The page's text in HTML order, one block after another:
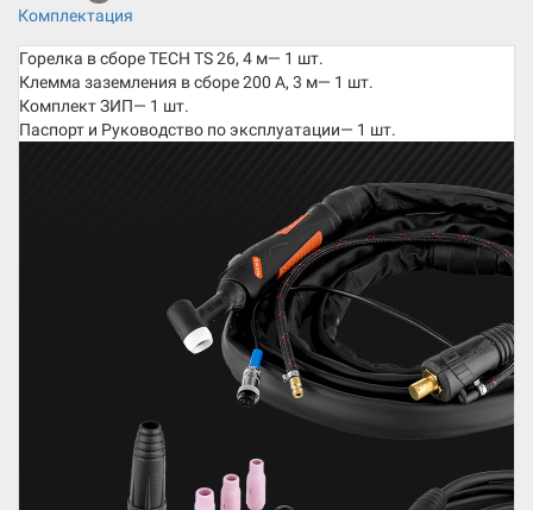
Комплектация
Горелка в сборе TECH TS 26, 4 м— 1 шт.
Клемма заземления в сборе 200 А, 3 м— 1 шт.
Комплект ЗИП— 1 шт.
Паспорт и Руководство по эксплуатации— 1 шт.